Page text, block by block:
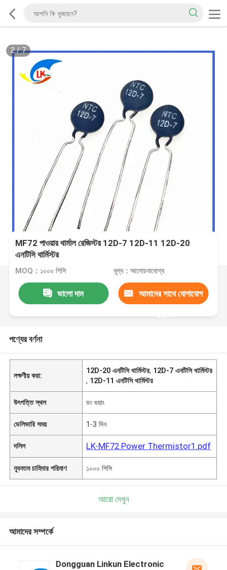
2/7
MF72 পাওয়ার থার্মাল রেজিস্টর 12D-7 12D-11 12D-20
এনটিসি থার্মিস্টর
MOQ：১০০০ পিসি মূল্য：আলোচনাযোগ্য
ভালো দাম আমাদের সাথে যোগাযোগ
করুন
পণ্যের বর্ণনা
লক্ষণীয় করা:
12D-20 এনটিসি থার্মিস্টর, 12D-7 এনটিসি থার্মিস্টর
, 12D-11 এনটিসি থার্মিস্টর
উৎপত্তি স্থল ডং গুয়াং
ডেলিভারি সময় 1-3 দিন
দলিল LK-MF72 Power Thermistor1.pdf
ন্যূনতম চাহিদার পরিমাণ ১০০০ পিসি
আরো দেখুন
আমাদের সম্পর্কে
Dongguan Linkun Electronic